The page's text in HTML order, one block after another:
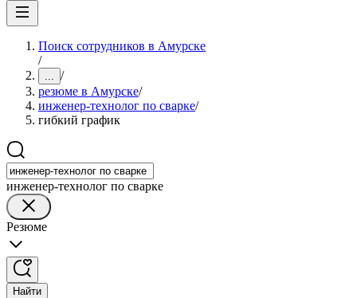
Поиск сотрудников в Амурске
/
... /
резюме в Амурске/
инженер-технолог по сварке/
гибкий график
инженер-технолог по сварке
Резюме
Найти